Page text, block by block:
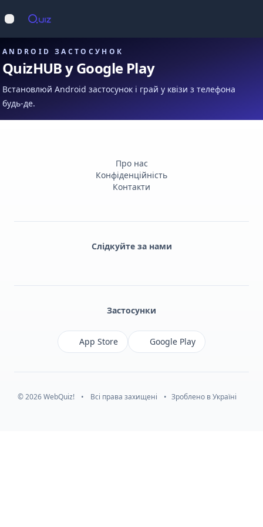
Відкрити меню
ANDROID ЗАСТОСУНОК
QuizHUB у Google Play
Встановлюй Android застосунок і грай у квізи з телефона
будь-де.
Про нас
Конфіденційність
Контакти
Слідкуйте за нами
Застосунки
App Store Google Play
© 2026 WebQuiz! • Всі права захищені • Зроблено в Україні